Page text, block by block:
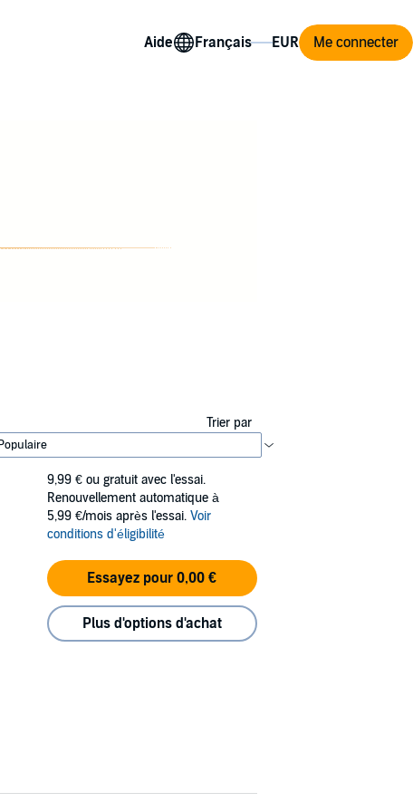
Aide Me connecter
Trier par
9,99 € ou gratuit avec l'essai.
Renouvellement automatique à
5,99 €/mois après l'essai. Voir
conditions d'éligibilité
Essayez pour 0,00 €
Plus d'options d'achat